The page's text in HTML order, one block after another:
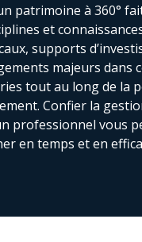
patrimoine à 360°
et
supports
majeurs dans
tout au long de la
Confier la
professionnel vous
en temps et en